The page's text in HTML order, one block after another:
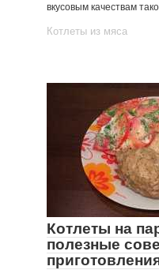
вкусовым качествам
Котлеты из мяса
Котлеты на
полезные